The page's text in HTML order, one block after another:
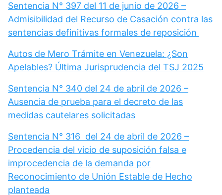
Sentencia N° 397 del 11 de junio de 2026 –
Admisibilidad del Recurso de Casación contra las
sentencias definitivas formales de reposición
Autos de Mero Trámite en Venezuela: ¿Son
Apelables? Última Jurisprudencia del TSJ 2025
Sentencia N° 340 del 24 de abril de 2026 –
Ausencia de prueba para el decreto de las
medidas cautelares solicitadas
Sentencia N° 316 del 24 de abril de 2026 –
Procedencia del vicio de suposición falsa e
improcedencia de la demanda por
Reconocimiento de Unión Estable de Hecho
planteada